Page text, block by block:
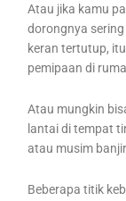
Atau jika kamu
dorongnya
keran tertutup,
pemipaan di
Atau mungkin
lantai di tempat
atau musim
Beberapa titik